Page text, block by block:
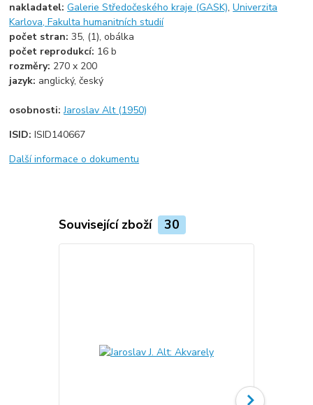
nakladatel:Galerie Středočeského kraje (GASK),Univerzita
Karlova, Fakulta humanitních studií
počet stran:35, (1), obálka
počet reprodukcí: 16 b
rozměry: 270 x 200
jazyk: anglický, český
osobnosti:Jaroslav Alt (1950)
ISID:ISID140667
Další informace o dokumentu
Související zboží 30